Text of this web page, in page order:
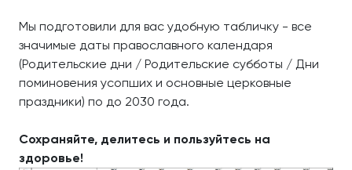
Мы подготовили для вас удобную табличку - все
значимые даты православного календаря
(Родительские дни / Родительские субботы / Дни
поминовения усопших и основные церковные
праздники) по до 2030 года.
Сохраняйте, делитесь и пользуйтесь на
здоровье!